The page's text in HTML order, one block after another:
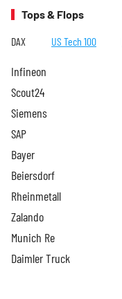
Tops & Flops
DAX US Tech 100
Infineon
Scout24
Siemens
SAP
Bayer
Beiersdorf
Rheinmetall
Zalando
Munich Re
Daimler Truck